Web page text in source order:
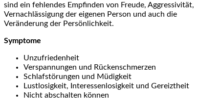
sind ein fehlendes Empfinden von Freude, Aggressivität,
Vernachlässigung der eigenen Person und auch die
Veränderung der Persönlichkeit.
Symptome
Unzufriedenheit
Verspannungen und Rückenschmerzen
Schlafstörungen und Müdigkeit
Lustlosigkeit, Interessenlosigkeit und Gereiztheit
Nicht abschalten können